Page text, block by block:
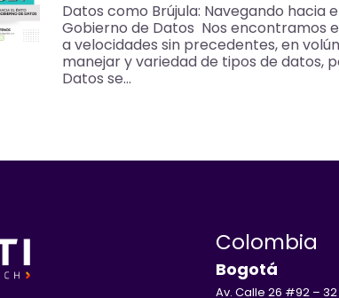
Datos como Brújula: Navegando hacia
Gobierno de Datos Nos encontramos
a velocidades sin precedentes, en
manejar y variedad de tipos de datos,
Datos se...
Colombia
Bogotá
Av. Calle 26 #92 –